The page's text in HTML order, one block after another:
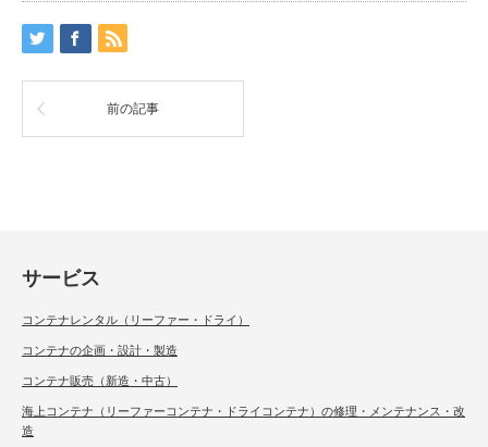
前の記事
サービス
コンテナレンタル（リーファー・ドライ）
コンテナの企画・設計・製造
コンテナ販売（新造・中古）
海上コンテナ（リーファーコンテナ・ドライコンテナ）の修理・メンテナンス・改
造